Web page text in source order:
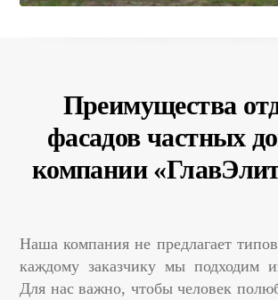
Преимущества
фасадов частных
компании
Наша компания не предлагает
каждому заказчику мы подходим
Для нас важно, чтобы человек